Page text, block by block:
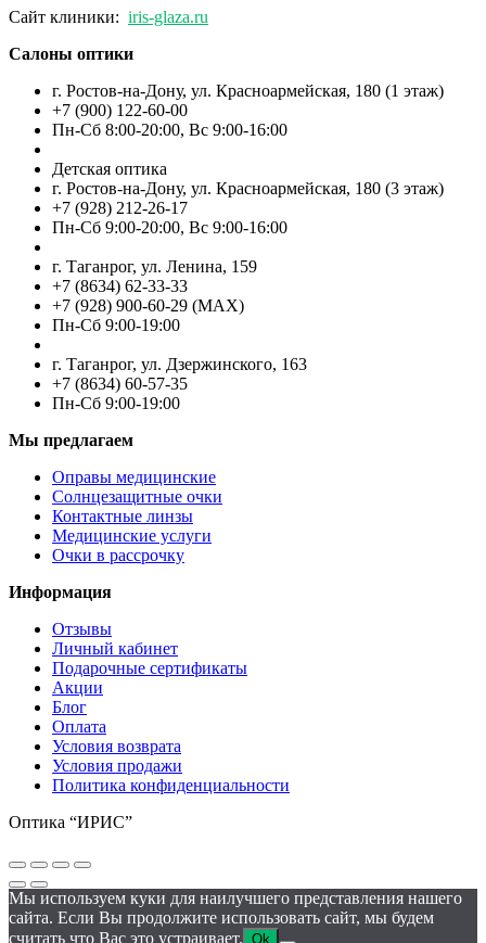
Сайт клиники: iris-glaza.ru
Салоны оптики
г. Ростов-на-Дону, ул. Красноармейская, 180 (1 этаж)
+7 (900) 122-60-00
Пн-Cб 8:00-20:00, Вс 9:00-16:00
Детская оптика
г. Ростов-на-Дону, ул. Красноармейская, 180 (3 этаж)
+7 (928) 212-26-17
Пн-Cб 9:00-20:00, Вс 9:00-16:00
г. Таганрог, ул. Ленина, 159
+7 (8634) 62-33-33
+7 (928) 900-60-29 (MAX)
Пн-Cб 9:00-19:00
г. Таганрог, ул. Дзержинского, 163
+7 (8634) 60-57-35
Пн-Сб 9:00-19:00
Мы предлагаем
Оправы медицинские
Солнцезащитные очки
Контактные линзы
Медицинские услуги
Очки в рассрочку
Информация
Отзывы
Личный кабинет
Подарочные сертификаты
Акции
Блог
Оплата
Условия возврата
Условия продажи
Политика конфиденциальности
Оптика “ИРИС”
Мы используем куки для наилучшего представления нашего
сайта. Если Вы продолжите использовать сайт, мы будем
считать что Вас это устраивает. Ok